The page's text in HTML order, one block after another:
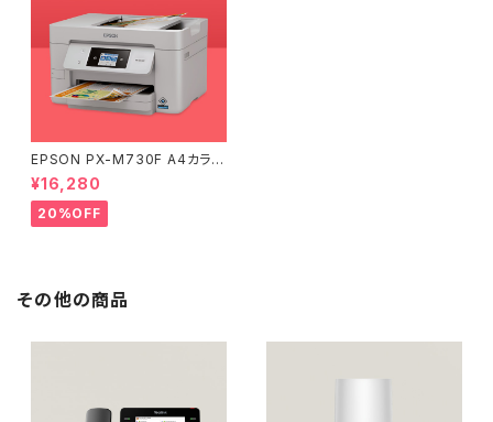
EPSON PX-M730F A4カラー
インクジェット複合機（コピー/ス
キャナ/FAX）（エプソン ビジネス
プリンター）
¥16,280
20%OFF
その他の商品